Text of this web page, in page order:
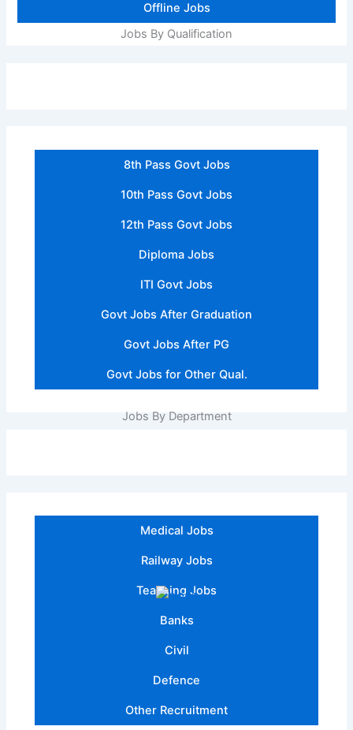
Offline Jobs
Jobs By Qualification
8th Pass Govt Jobs
10th Pass Govt Jobs
12th Pass Govt Jobs
Diploma Jobs
ITI Govt Jobs
Govt Jobs After Graduation
Govt Jobs After PG
Govt Jobs for Other Qual.
Jobs By Department
Medical Jobs
Railway Jobs
Teaching Jobs
Banks
Civil
Defence
Other Recruitment